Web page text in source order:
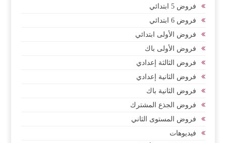
فروض 5 ابتدائي
فروض 6 ابتدائي
فروض الأولى ابتدائي
فروض الأولى باك
فروض الثالثة إعدادي
فروض الثانية إعدادي
فروض الثانية باك
فروض الجذع المشترك
فروض المستوى الثاني
فيديوهات